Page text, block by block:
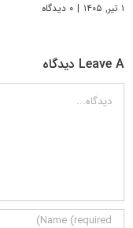
۱ تیر, ۱۴۰۵ | ۰ دیدگاه
Leave A دیدگاه
دیدگاه